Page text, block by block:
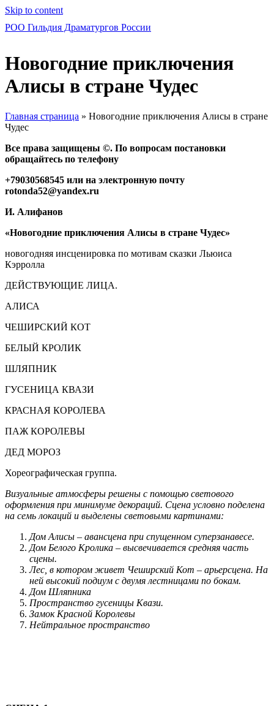
Skip to content
РОО Гильдия Драматургов России
Новогодние приключения
Алисы в стране Чудес
Главная страница » Новогодние приключения Алисы в стране
Чудес
Все права защищены ©. По вопросам постановки
обращайтесь по телефону
+79030568545 или на электронную почту
rotonda52@yandex.ru
И. Алифанов
«Новогодние приключения Алисы в стране Чудес»
новогодняя инсценировка по мотивам сказки Льюиса
Кэрролла
ДЕЙСТВУЮЩИЕ ЛИЦА.
АЛИСА
ЧЕШИРСКИЙ КОТ
БЕЛЫЙ КРОЛИК
ШЛЯПНИК
ГУСЕНИЦА КВАЗИ
КРАСНАЯ КОРОЛЕВА
ПАЖ КОРОЛЕВЫ
ДЕД МОРОЗ
Хореографическая группа.
Визуальные атмосферы решены с помощью светового
оформления при минимуме декораций. Сцена условно поделена
на семь локаций и выделены световыми картинами:
Дом Алисы – авансцена при спущенном суперзанавесе.
Дом Белого Кролика – высвечивается средняя часть
сцены.
Лес, в котором живет Чеширский Кот – арьерсцена. На
ней высокий подиум с двумя лестницами по бокам.
Дом Шляпника
Пространство гусеницы Квази.
Замок Красной Королевы
Нейтральное пространство